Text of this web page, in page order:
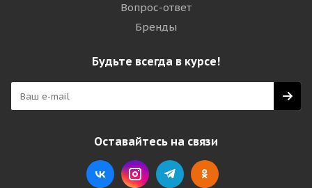
Вопрос-ответ
Бренды
Будьте всегда в курсе!
Оставайтесь на связи